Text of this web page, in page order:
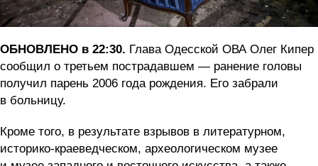
ОБНОВЛЕНО в 22:30. Глава Одесской ОВА Олег Кипер
сообщил о третьем пострадавшем — ранение головы
получил парень 2006 года рождения. Его забрали
в больницу.
Кроме того, в результате взрывов в литературном,
историко-краеведческом, археологическом музее